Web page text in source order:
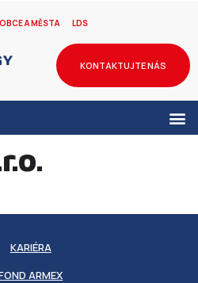
OBCE A MĚSTA LDS
KONTAKTUJTE NÁS
KARIÉRA
ARMEX